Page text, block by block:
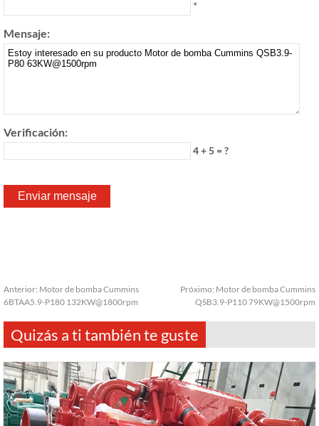
*
Mensaje:
Verificación:
4 + 5 = ?
Anterior: Motor de bomba Cummins
6BTAA5.9-P180 132KW@1800rpm
Próximo: Motor de bomba Cummins
QSB3.9-P110 79KW@1500rpm
Quizás a ti también te guste